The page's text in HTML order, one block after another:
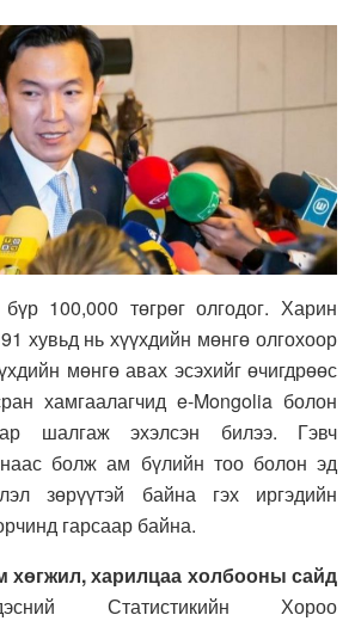
100,000 төгрөг олгодог. Харин
хувьд нь хүүхдийн мөнгө олгохоор
мөнгө авах эсэхийг өчигдрөөс
хамгаалагчид e-Mongolia болон
шалгаж эхэлсэн билээ. Гэвч
болж ам бүлийн тоо болон эд
зөрүүтэй байна гэх иргэдийн
гарсаар байна.
хөгжил, харилцаа холбооны сайд
Статистикийн Хороо